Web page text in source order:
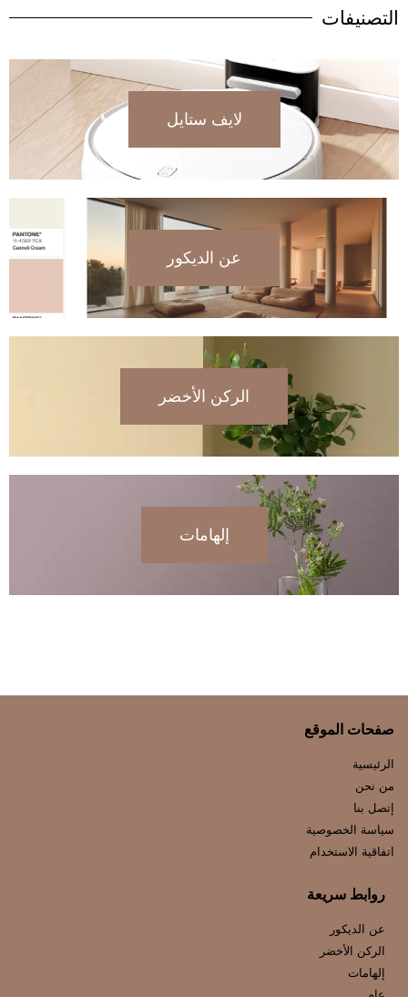
التصنيفات
لايف ستايل
عن الديكور
الركن الأخضر
إلهامات
صفحات الموقع
الرئيسية
من نحن
إتصل بنا
سياسة الخصوصية
اتفاقية الاستخدام
روابط سريعة
عن الديكور
الركن الأخضر
إلهامات